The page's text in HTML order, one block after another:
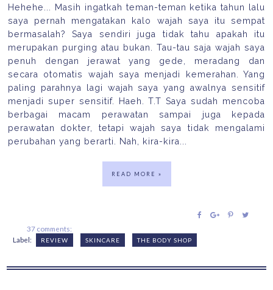
Hehehe... Masih ingatkah teman-teman ketika tahun lalu
saya pernah mengatakan kalo wajah saya itu sempat
bermasalah? Saya sendiri juga tidak tahu apakah itu
merupakan purging atau bukan. Tau-tau saja wajah saya
penuh dengan jerawat yang gede, meradang dan
secara otomatis wajah saya menjadi kemerahan. Yang
paling parahnya lagi wajah saya yang awalnya sensitif
menjadi super sensitif. Haeh. T.T Saya sudah mencoba
berbagai macam perawatan sampai juga kepada
perawatan dokter, tetapi wajah saya tidak mengalami
perubahan yang berarti. Nah, kira-kira...
READ MORE »
37 comments:
Label:
REVIEW SKINCARE THE BODY SHOP